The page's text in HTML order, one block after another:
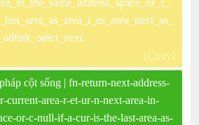
[Copy]
cột sống | fn-return-next-address-
current-area-r-et-ur-n-next-area-in-
or-c-null-if-a-cur-is-the-last-area-as-